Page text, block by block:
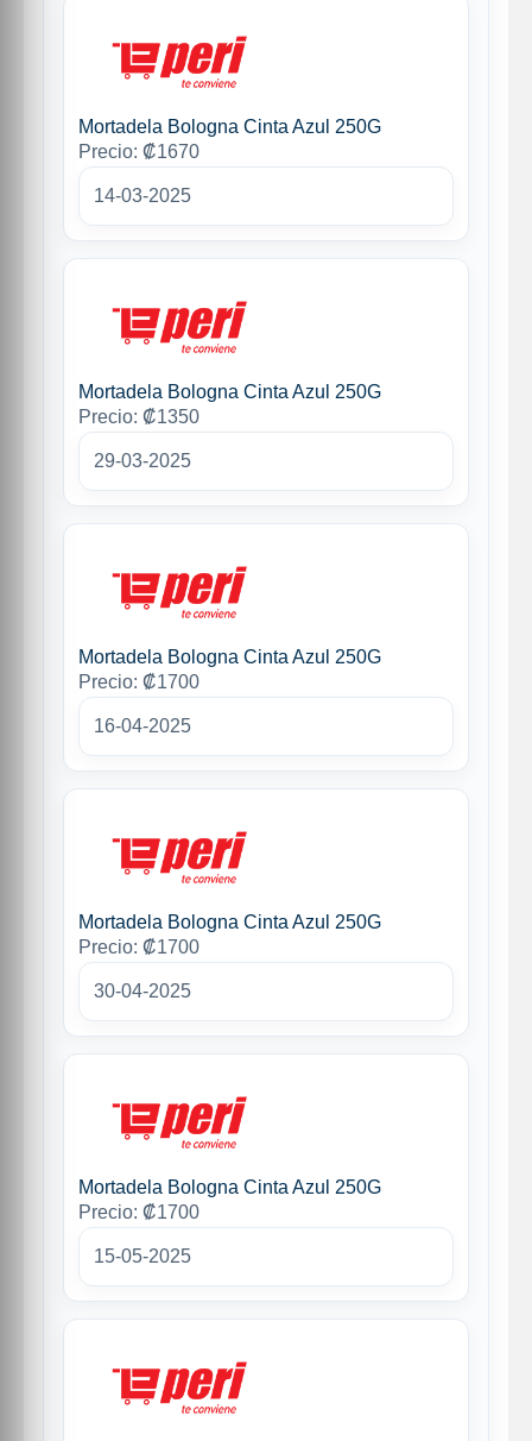
Mortadela Bologna Cinta Azul 250G
Precio: ₡1670
14-03-2025
Mortadela Bologna Cinta Azul 250G
Precio: ₡1350
29-03-2025
Mortadela Bologna Cinta Azul 250G
Precio: ₡1700
16-04-2025
Mortadela Bologna Cinta Azul 250G
Precio: ₡1700
30-04-2025
Mortadela Bologna Cinta Azul 250G
Precio: ₡1700
15-05-2025